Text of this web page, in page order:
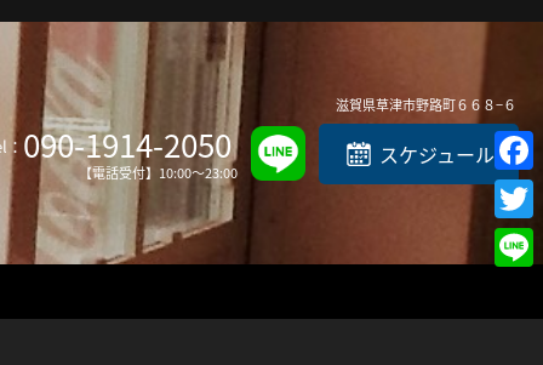
滋賀県草津市野路町６６８−６
： 090-1914-2050
【電話受付】10:00～23:00
スケジュール